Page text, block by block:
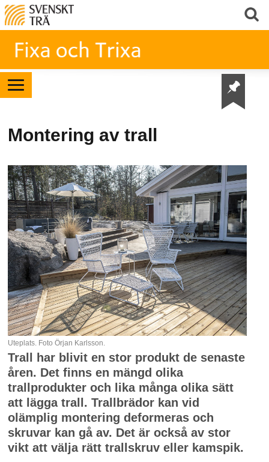
Montering av trall
Uteplats. Foto Örjan Karlsson.
Trall har blivit en stor produkt de senaste
åren. Det finns en mängd olika
trallprodukter och lika många olika sätt
att lägga trall. Trallbrädor kan vid
olämplig montering deformeras och
skruvar kan gå av. Det är också av stor
vikt att välja rätt trallskruv eller kamspik.